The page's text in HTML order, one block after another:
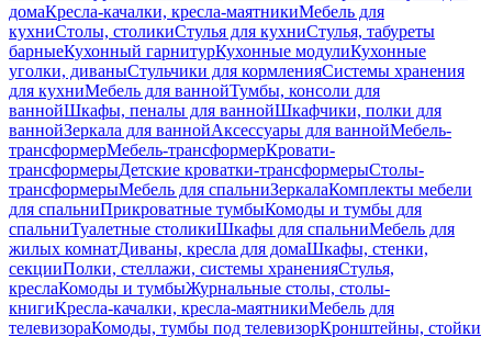
домаКресла-качалки, кресла-маятникиМебель для
кухниСтолы, столикиСтулья для кухниСтулья, табуреты
барныеКухонный гарнитурКухонные модулиКухонные
уголки, диваныСтульчики для кормленияСистемы хранения
для кухниМебель для ваннойТумбы, консоли для
ваннойШкафы, пеналы для ваннойШкафчики, полки для
ваннойЗеркала для ваннойАксессуары для ваннойМебель-
трансформерМебель-трансформерКровати-
трансформерыДетские кроватки-трансформерыСтолы-
трансформерыМебель для спальниЗеркалаКомплекты мебели
для спальниПрикроватные тумбыКомоды и тумбы для
спальниТуалетные столикиШкафы для спальниМебель для
жилых комнатДиваны, кресла для домаШкафы, стенки,
секцииПолки, стеллажи, системы храненияСтулья,
креслаКомоды и тумбыЖурнальные столы, столы-
книгиКресла-качалки, кресла-маятникиМебель для
телевизораКомоды, тумбы под телевизорКронштейны, стойки